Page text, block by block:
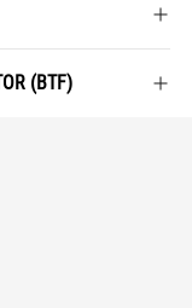
(BTF)